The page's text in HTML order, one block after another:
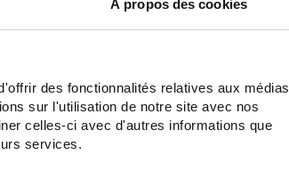
À propos des cookies
des fonctionnalités relatives aux médias
sur l'utilisation de notre site avec nos
celles-ci avec d'autres informations que
services.